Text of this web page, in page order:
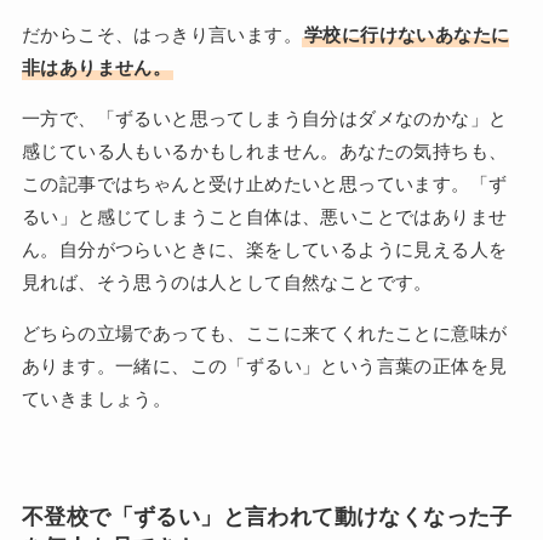
だからこそ、はっきり言います。
学校に行けないあなたに
非はありません。
一方で、「ずるいと思ってしまう自分はダメなのかな」と
感じている人もいるかもしれません。あなたの気持ちも、
この記事ではちゃんと受け止めたいと思っています。「ず
るい」と感じてしまうこと自体は、悪いことではありませ
ん。自分がつらいときに、楽をしているように見える人を
見れば、そう思うのは人として自然なことです。
どちらの立場であっても、ここに来てくれたことに意味が
あります。一緒に、この「ずるい」という言葉の正体を見
ていきましょう。
不登校で「ずるい」と言われて動けなくなった子